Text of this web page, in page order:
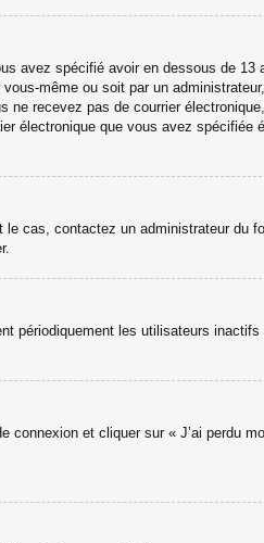
avez spécifié avoir en dessous de 13
même ou soit par un
recevez pas de courrier
électronique que vous avez
cas, contactez un administrateur du
périodiquement les utilisateurs
et cliquer sur « J’ai perdu